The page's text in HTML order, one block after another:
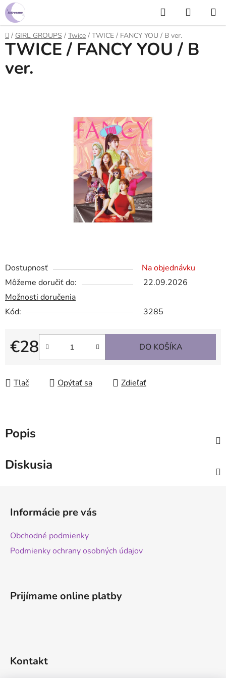
Prejsť
na
obsah
Hľadať
KOŠÍK
Domov
/ GIRL GROUPS / Twice / TWICE / FANCY YOU / B ver.
Dostupnosť
Na objednávku
Môžeme doručiť do:
22.09.2026
Možnosti doručenia
Kód:
3285
€28
Jednotková cena:
DO KOŠÍKA
Tlač Opýtať sa Zdieľať
TWICE / FANCY YOU / B
ver.
Popis
Diskusia
Informácie pre vás
Obchodné podmienky
Podmienky ochrany osobných údajov
Prijímame online platby
Kontakt